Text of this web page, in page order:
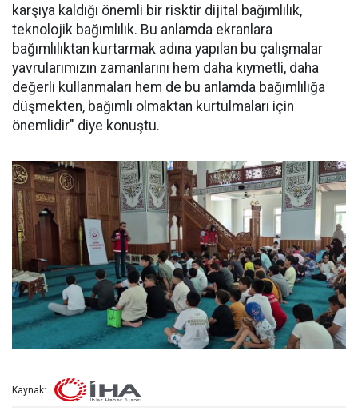
karşıya kaldığı önemli bir risktir dijital bağımlılık,
teknolojik bağımlılık. Bu anlamda ekranlara
bağımlılıktan kurtarmak adına yapılan bu çalışmalar
yavrularımızın zamanlarını hem daha kıymetli, daha
değerli kullanmaları hem de bu anlamda bağımlılığa
düşmekten, bağımlı olmaktan kurtulmaları için
önemlidir" diye konuştu.
Kaynak: